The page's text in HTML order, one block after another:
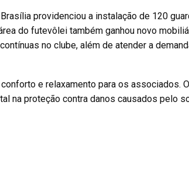
providenciou a instalação de 120
do futevôlei também ganhou novo
no clube, além de atender a
e relaxamento para os associados.
na proteção contra danos causados pelo